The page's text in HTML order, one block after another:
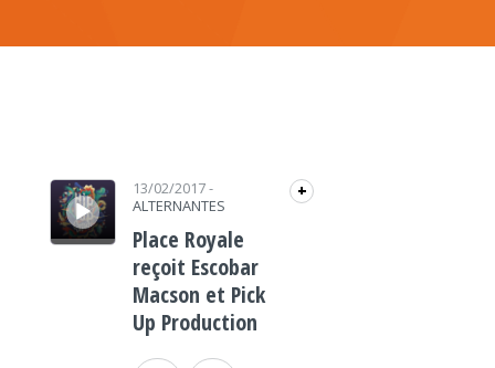
Lecteur audio 13/02/2017-
ALTERNANTES
+
Place Royale
reçoit Escobar
Macson et Pick
Up Production